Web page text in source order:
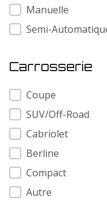
Manuelle
Semi-
Carrosserie
Carrosserie
Coupe
SUV/Off-Road
Cabriolet
Berline
Compact
Autre